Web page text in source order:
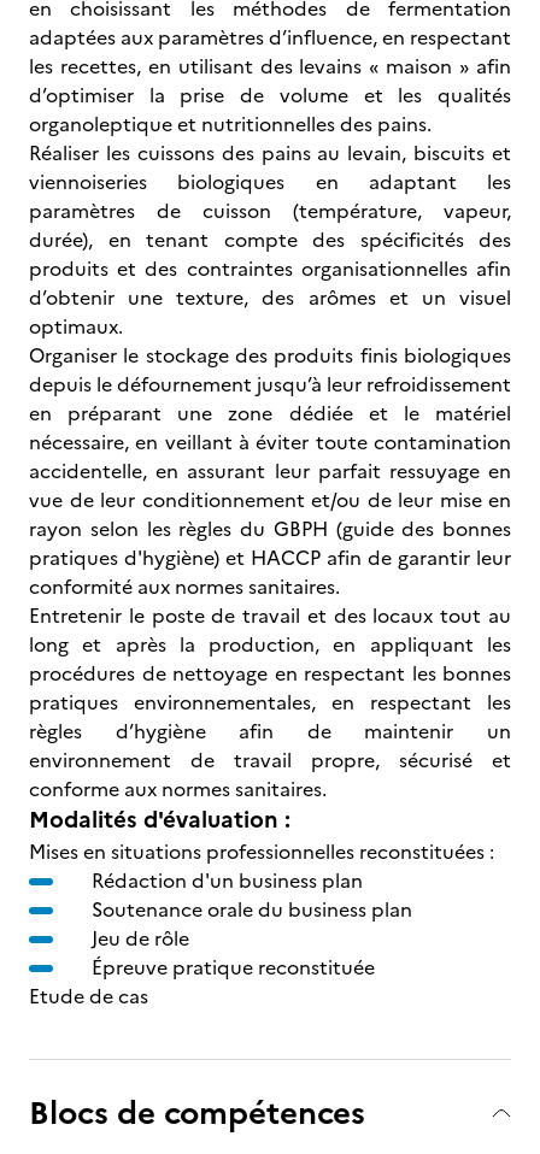
en choisissant les méthodes de fermentation
adaptées aux paramètres d’influence, en respectant
les recettes, en utilisant des levains « maison » afin
d’optimiser la prise de volume et les qualités
organoleptique et nutritionnelles des pains.
Réaliser les cuissons des pains au levain, biscuits et
viennoiseries biologiques en adaptant les
paramètres de cuisson (température, vapeur,
durée), en tenant compte des spécificités des
produits et des contraintes organisationnelles afin
d’obtenir une texture, des arômes et un visuel
optimaux.
Organiser le stockage des produits finis biologiques
depuis le défournement jusqu’à leur refroidissement
en préparant une zone dédiée et le matériel
nécessaire, en veillant à éviter toute contamination
accidentelle, en assurant leur parfait ressuyage en
vue de leur conditionnement et/ou de leur mise en
rayon selon les règles du GBPH (guide des bonnes
pratiques d'hygiène) et HACCP afin de garantir leur
conformité aux normes sanitaires.
Entretenir le poste de travail et des locaux tout au
long et après la production, en appliquant les
procédures de nettoyage en respectant les bonnes
pratiques environnementales, en respectant les
règles d’hygiène afin de maintenir un
environnement de travail propre, sécurisé et
conforme aux normes sanitaires.
Modalités d'évaluation :
Mises en situations professionnelles reconstituées :
Rédaction d'un business plan
Soutenance orale du business plan
Jeu de rôle
Épreuve pratique reconstituée
Etude de cas
Blocs de compétences